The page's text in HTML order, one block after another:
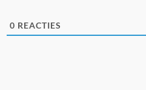
0 REACTIES